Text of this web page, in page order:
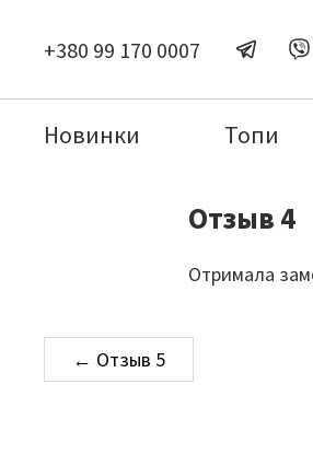
+380 99 170 0007
Новинки Топи
Отзыв 4
Отримала
Навігація
записів
← Отзыв 5